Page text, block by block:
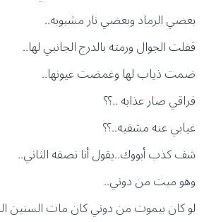
بعضي الرماد وبعضي نار مشبوبه..
قفلت الجوال ورمته بالدرج الجانبي لها..
ضمت ذياب لها وغمضت عيونها..
فراقي صار عذابه ..؟؟
غيابي عنه مشقيه..؟؟
شف كذب أبووك..يقول أنا نصفه الثاني..
وهو ميت من دوني..
لو كان بيموت من دوني كان مات السنين